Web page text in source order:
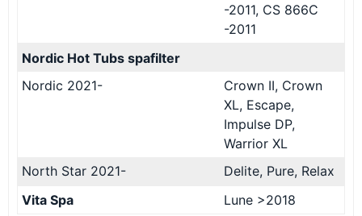
-2011, CS 866C
-2011
Nordic Hot Tubs spafilter
Nordic 2021-
Crown II, Crown
XL, Escape,
Impulse DP,
Warrior XL
North Star 2021-
Delite, Pure, Relax
Vita Spa
Lune >2018